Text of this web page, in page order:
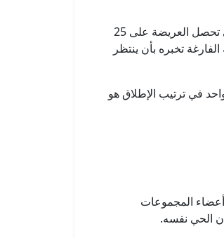
أجّل النشر على وسائل التواصل الاجتماعي أو المجموعات أو المنتديات حتى تحصل العريضة على 25
تخبره بأن ينتظر
الواحد في ترتيب الإطلاق هو
المجموعات
الحي نفسه.